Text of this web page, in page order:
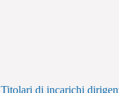
Titolari di incarichi